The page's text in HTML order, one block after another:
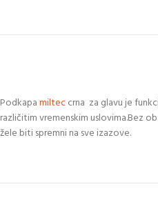
Podkapamilteccrna za glavu je
različitim vremenskim uslovima.Bez
žele biti spremni na sve izazove.